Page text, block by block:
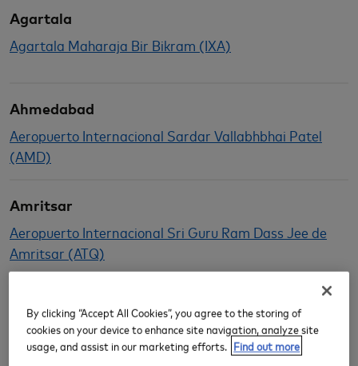
Agartala
Agartala Maharaja Bir Bikram (IXA)
Ahmedabad
Aeropuerto Internacional Sardar Vallabhbhai Patel
(AMD)
Amritsar
Aeropuerto Internacional Sri Guru Ram Dass Jee de
Amritsar (ATQ)
Bagdogra (IXB)
By clicking “Accept All Cookies”, you agree to the storing of
cookies on your device to enhance site navigation, analyze site
usage, and assist in our marketing efforts. Find out more